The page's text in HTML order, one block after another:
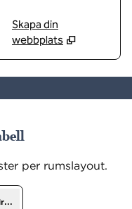
Skapa din
webbplats
1/3
per rumslayout.